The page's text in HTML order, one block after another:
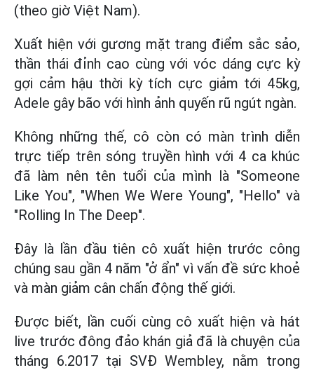
(theo giờ Việt Nam).
Xuất hiện với gương mặt trang điểm sắc sảo,
thần thái đỉnh cao cùng với vóc dáng cực kỳ
gợi cảm hậu thời kỳ tích cực giảm tới 45kg,
Adele gây bão với hình ảnh quyến rũ ngút ngàn.
Không những thế, cô còn có màn trình diễn
trực tiếp trên sóng truyền hình với 4 ca khúc
đã làm nên tên tuổi của mình là "Someone
Like You", "When We Were Young", "Hello" và
"Rolling In The Deep".
Đây là lần đầu tiên cô xuất hiện trước công
chúng sau gần 4 năm "ở ẩn" vì vấn đề sức khoẻ
và màn giảm cân chấn động thế giới.
Được biết, lần cuối cùng cô xuất hiện và hát
live trước đông đảo khán giả đã là chuyện của
tháng 6.2017 tại SVĐ Wembley, nằm trong